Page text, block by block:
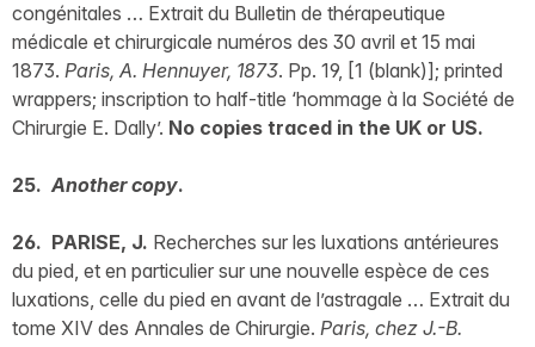
congénitales … Extrait du Bulletin de thérapeutique
médicale et chirurgicale numéros des 30 avril et 15 mai
1873. Paris, A. Hennuyer, 1873. Pp. 19, [1 (blank)]; printed
wrappers; inscription to half-title ‘hommage à la Société de
Chirurgie E. Dally’. No copies traced in the UK or US.
25.Another copy.
26. PARISE, J. Recherches sur les luxations antérieures
du pied, et en particulier sur une nouvelle espèce de ces
luxations, celle du pied en avant de l’astragale … Extrait du
tome XIV des Annales de Chirurgie. Paris, chez J.-B.